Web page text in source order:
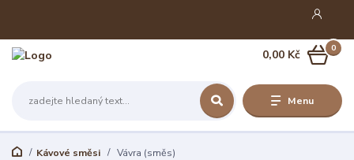
Menu
0
0,00 Kč
Kávové směsi Vávra (směs)